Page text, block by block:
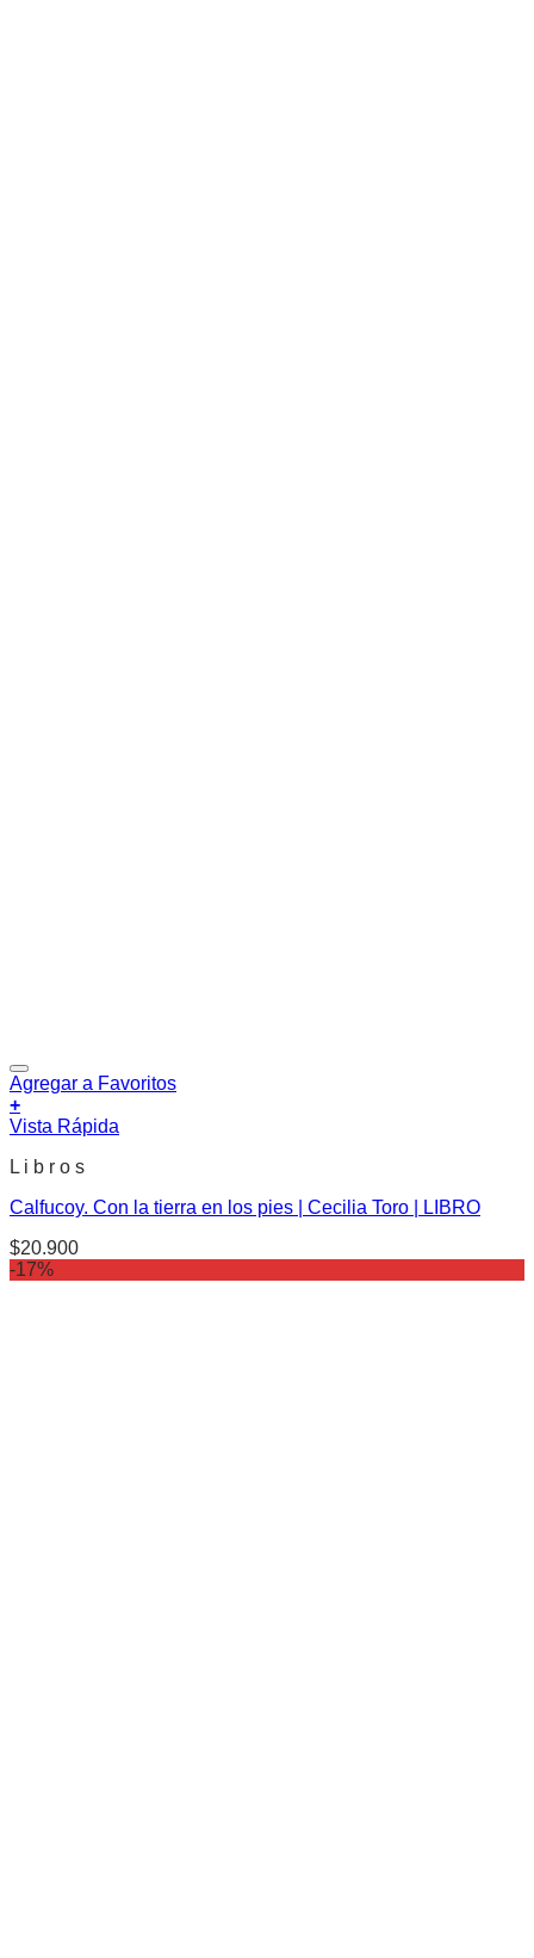
Agregar a Favoritos
+
Vista Rápida
L i b r o s
Calfucoy. Con la tierra en los pies | Cecilia Toro | LIBRO
$20.900
-17%